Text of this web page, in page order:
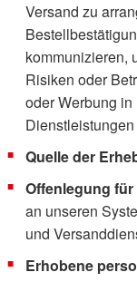
Versand zu
kommunizieren,
Risiken oder
oder Werbung
Quelle der
Offenlegung
an unseren
und
Erhobene